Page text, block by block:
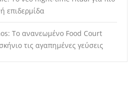
επιδερμίδα
Το ανανεωμένο Food Court
τις αγαπημένες γεύσεις